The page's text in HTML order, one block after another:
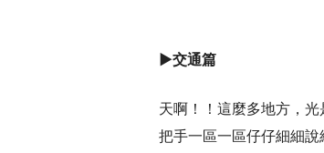
▶交通篇
天啊！！這麼多地方，
把手一區一區仔仔細細